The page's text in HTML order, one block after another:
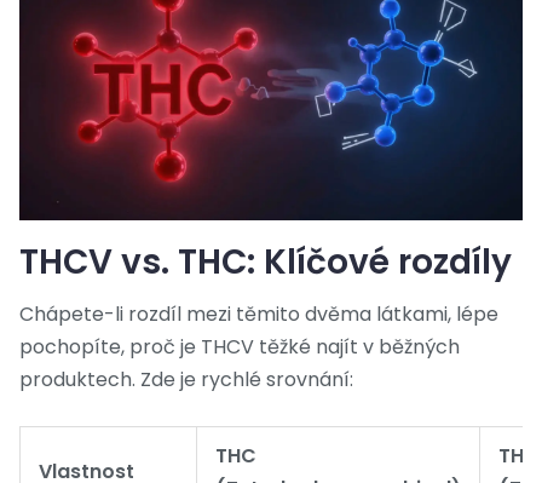
THCV vs. THC: Klíčové rozdíly
Chápete-li rozdíl mezi těmito dvěma látkami, lépe
pochopíte, proč je THCV těžké najít v běžných
produktech. Zde je rychlé srovnání:
Vlastnost
THC